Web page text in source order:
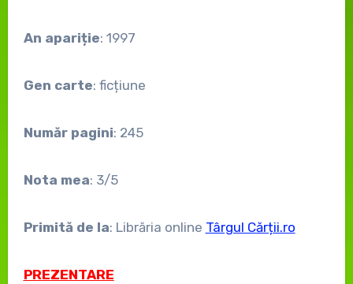
An apariție: 1997
Gen carte: ficțiune
Număr pagini: 245
Nota mea: 3/5
Primită de la: Librăria online Târgul Cărții.ro
PREZENTARE